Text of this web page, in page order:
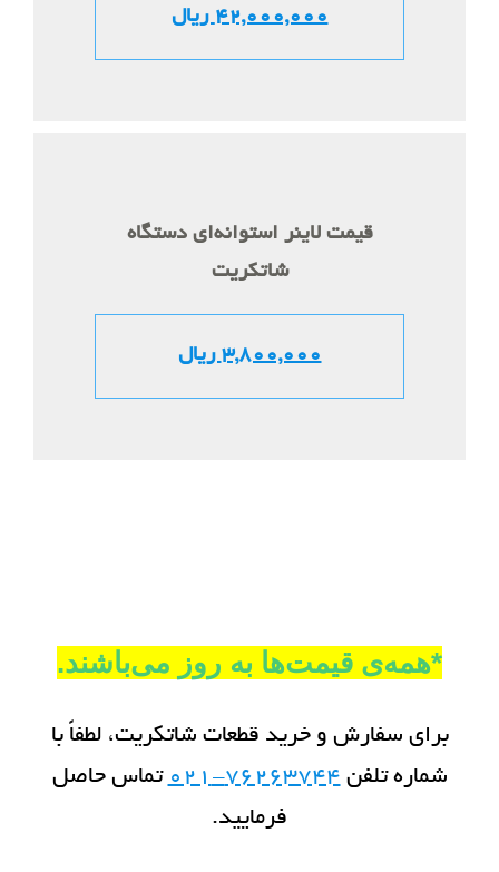
42,000,000 ریال
قیمت لاینر استوانه‌ای دستگاه
شاتکریت
3,800,000 ریال
*همه‌ی قیمت‌ها به روز می‌باشند.
برای سفارش و خرید قطعات شاتکریت، لطفاً با
شماره تلفن 76263744-021
تماس حاصل
فرمایید.